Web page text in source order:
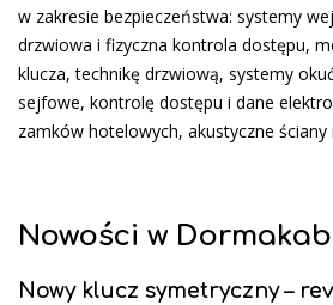
w zakresie bezpieczeństwa: systemy
drzwiowa i fizyczna kontrola dostępu,
klucza, technikę drzwiową, systemy
sejfowe, kontrolę dostępu i dane
zamków hotelowych, akustyczne
Nowości w
Nowy klucz symetryczny –